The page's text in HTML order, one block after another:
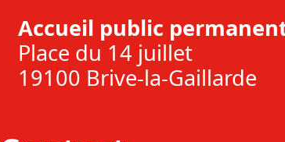
Accueil public
Place du 14 juillet
19100 Brive-la-Gaillarde